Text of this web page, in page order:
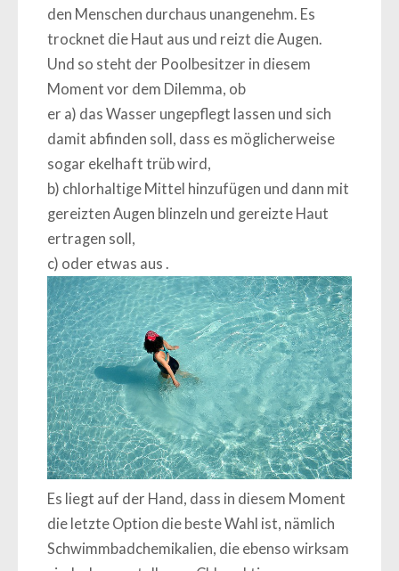
den Menschen durchaus unangenehm. Es
trocknet die Haut aus und reizt die Augen.
Und so steht der Poolbesitzer in diesem
Moment vor dem Dilemma, ob
er a) das Wasser ungepflegt lassen und sich
damit abfinden soll, dass es möglicherweise
sogar ekelhaft trüb wird,
b) chlorhaltige Mittel hinzufügen und dann mit
gereizten Augen blinzeln und gereizte Haut
ertragen soll,
c) oder etwas aus .
Es liegt auf der Hand, dass in diesem Moment
die letzte Option die beste Wahl ist, nämlich
Schwimmbadchemikalien, die ebenso wirksam